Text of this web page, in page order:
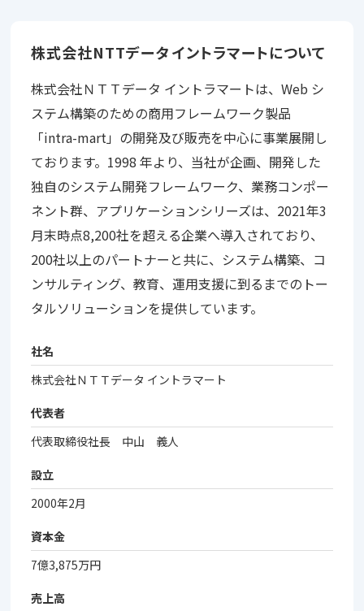
株式会社NTTデータ イントラマートについて
株式会社ＮＴＴデータ イントラマートは、Web シ
ステム構築のための商用フレームワーク製品
「intra-mart」の開発及び販売を中心に事業展開し
ております。1998 年より、当社が企画、開発した
独自のシステム開発フレームワーク、業務コンポー
ネント群、アプリケーションシリーズは、2021年3
月末時点8,200社を超える企業へ導入されており、
200社以上のパートナーと共に、システム構築、コ
ンサルティング、教育、運用支援に到るまでのトー
タルソリューションを提供しています。
社名
株式会社ＮＴＴデータ イントラマート
代表者
代表取締役社長 中山 義人
設立
2000年2月
資本金
7億3,875万円
売上高